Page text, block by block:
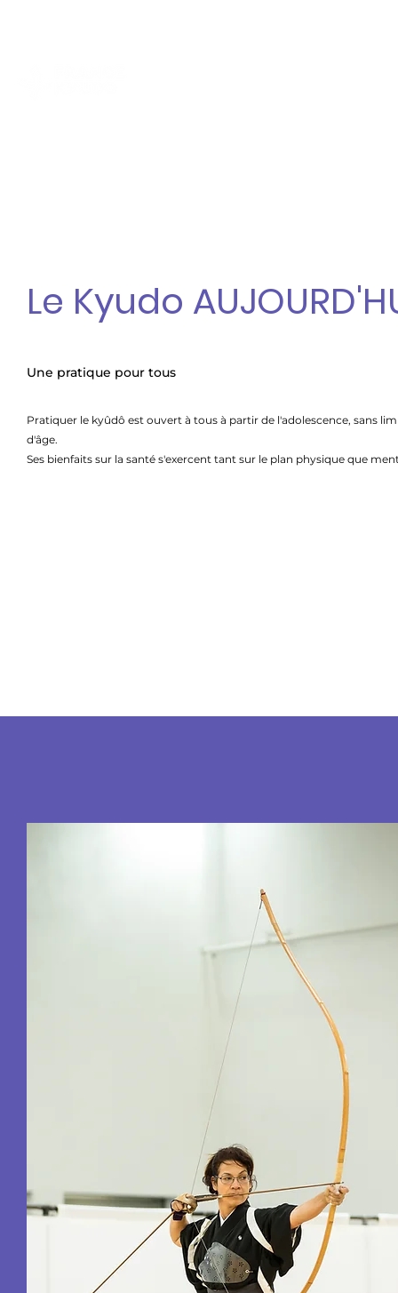
Le Kyudo
Une pratique pour tous
Pratiquer le kyûdô est ouvert à tous à partir de l'adolescence, sans
d'âge.
Ses bienfaits sur la santé s'exercent tant sur le plan physique que